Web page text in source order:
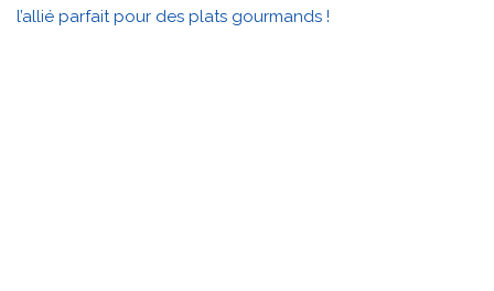
l’allié parfait pour des plats gourmands !